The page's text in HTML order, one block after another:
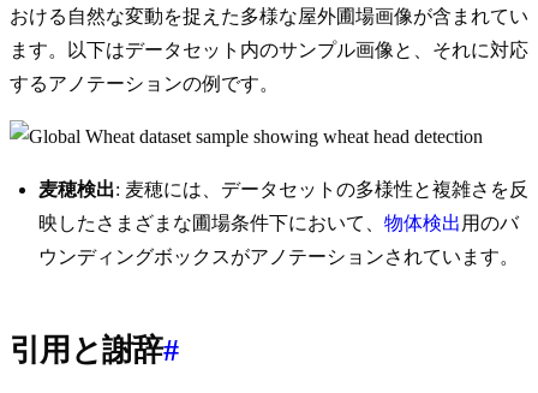
おける自然な変動を捉えた多様な屋外圃場画像が含まれてい
ます。以下はデータセット内のサンプル画像と、それに対応
するアノテーションの例です。
麦穂検出: 麦穂には、データセットの多様性と複雑さを反
映したさまざまな圃場条件下において、 物体検出 用のバ
ウンディングボックスがアノテーションされています。
引用と謝辞#